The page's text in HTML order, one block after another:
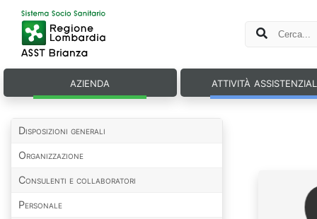
azienda attività
Disposizioni generali
Organizzazione
Consulenti e collaboratori
Personale